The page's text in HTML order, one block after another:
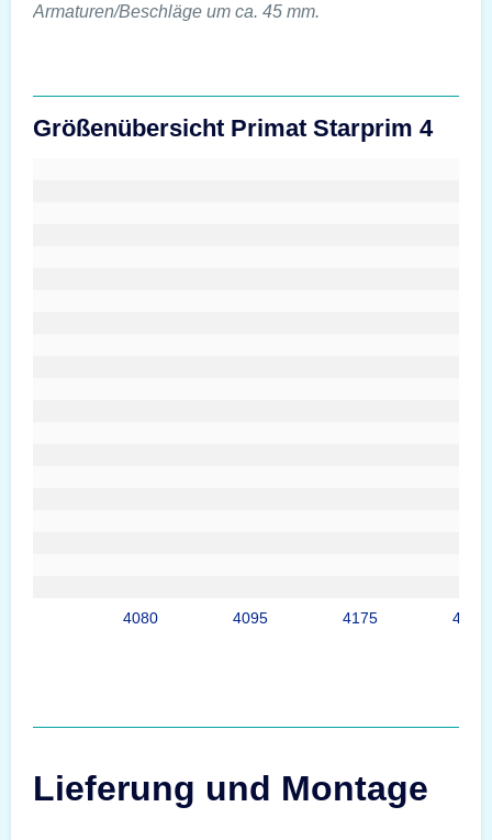
Armaturen/Beschläge um ca. 45 mm.
Größenübersicht Primat Starprim 4
4080 4095 4175 4215
Lieferung und Montage